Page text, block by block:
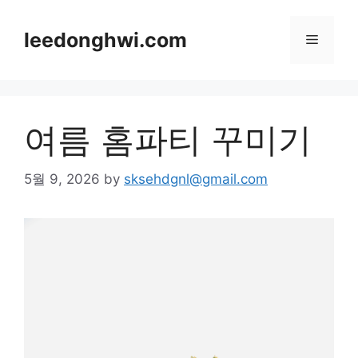
contentleedonghwi.com Menu
여름 홈파티 꾸미기
5월 9, 2026 by sksehdgnl@gmail.com